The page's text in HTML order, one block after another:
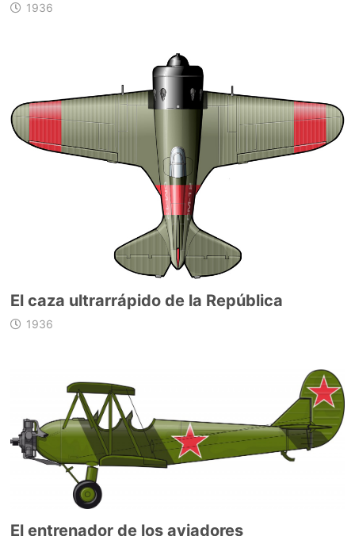
1936
El caza ultrarrápido de la República
1936
El entrenador de los aviadores